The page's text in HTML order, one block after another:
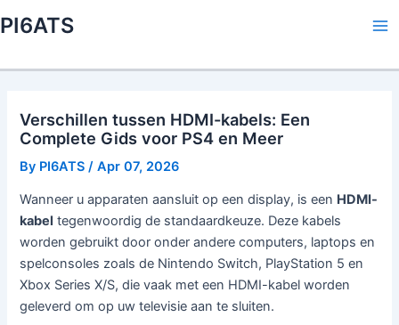
to
PI6ATS
Verschillen tussen HDMI-kabels: Een
Complete Gids voor PS4 en Meer
By PI6ATS /Apr 07, 2026
Wanneer u apparaten aansluit op een display, is een HDMI-
kabel tegenwoordig de standaardkeuze. Deze kabels
worden gebruikt door onder andere computers, laptops en
spelconsoles zoals de Nintendo Switch, PlayStation 5 en
Xbox Series X/S, die vaak met een HDMI-kabel worden
geleverd om op uw televisie aan te sluiten.